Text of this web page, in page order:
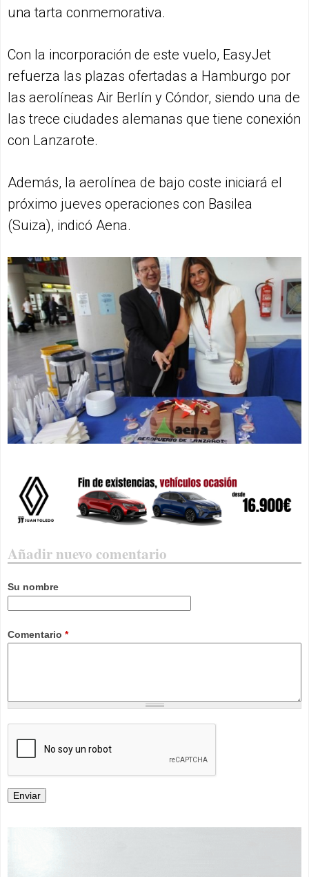
una tarta conmemorativa.
Con la incorporación de este vuelo, EasyJet
refuerza las plazas ofertadas a Hamburgo por
las aerolíneas Air Berlín y Cóndor, siendo una de
las trece ciudades alemanas que tiene conexión
con Lanzarote.
Además, la aerolínea de bajo coste iniciará el
próximo jueves operaciones con Basilea
(Suiza), indicó Aena.
Añadir nuevo comentario
Su nombre
Comentario *